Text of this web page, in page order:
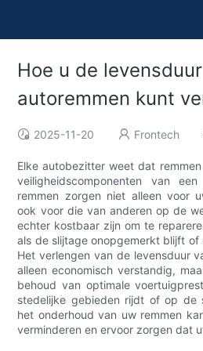
Hoe u de
autoremmen kunt
2025-11-20 Frontech
Elke autobezitter weet dat
veiligheidscomponenten van
remmen zorgen niet alleen voor
ook voor die van anderen op de
echter kostbaar zijn om te
als de slijtage onopgemerkt blijft
Het verlengen van de levensduur
alleen economisch verstandig,
behoud van optimale
stedelijke gebieden rijdt of op de
het onderhoud van uw remmen
verminderen en ervoor zorgen dat